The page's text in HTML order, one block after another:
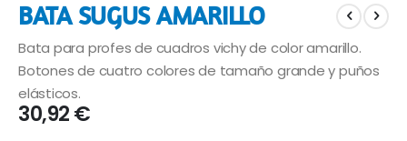
final
de
la
galería
de
imágenes
al
comienzo
de
la
galería
de
imágenes
BATA SUGUS AMARILLO
Bata para profes de cuadros vichy de color amarillo.
Botones de cuatro colores de tamaño grande y puños
elásticos.
30,92 €